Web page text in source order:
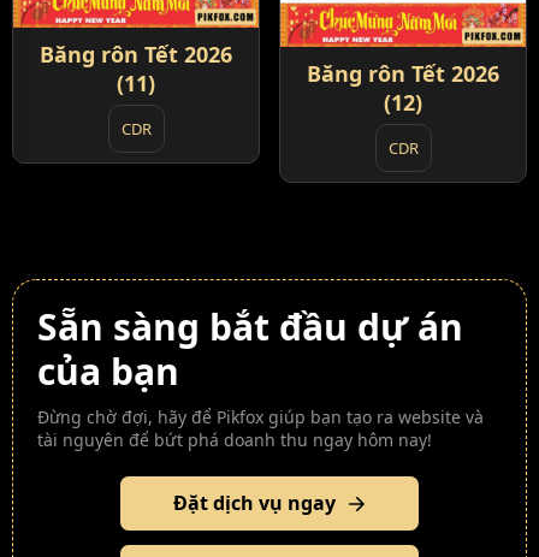
Băng rôn Tết 2026
(11)
CDR
Băng rôn Tết 2026
(12)
CDR
Sẵn sàng bắt đầu dự án
của bạn
Đừng chờ đợi, hãy để Pikfox giúp bạn tạo ra website và
tài nguyên để bứt phá doanh thu ngay hôm nay!
Đặt dịch vụ ngay